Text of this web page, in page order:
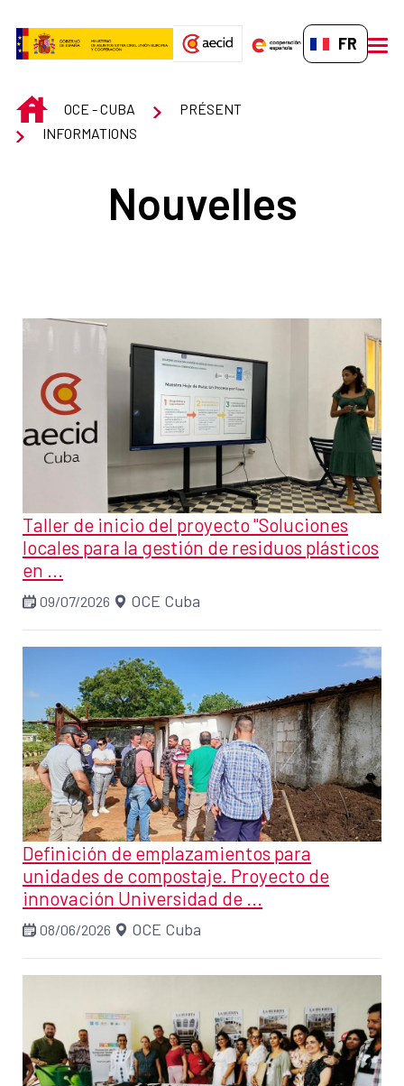
FR-FR
INICIOOCE - CUBA
PRÉSENT
INFORMATIONS
Nouvelles
Taller de inicio del proyecto "Soluciones
locales para la gestión de residuos plásticos
en ...
09/07/2026 OCE Cuba
Definición de emplazamientos para
unidades de compostaje. Proyecto de
innovación Universidad de ...
08/06/2026 OCE Cuba